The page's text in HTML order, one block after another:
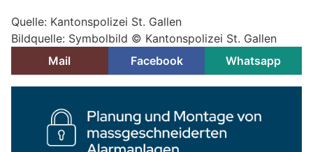
Quelle: Kantonspolizei St. Gallen
Bildquelle: Symbolbild © Kantonspolizei St. Gallen
Mail
Facebook Whatsapp